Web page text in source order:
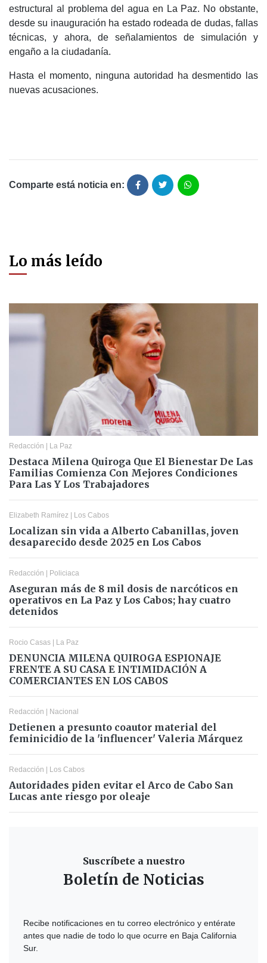
estructural al problema del agua en La Paz. No obstante,
desde su inauguración ha estado rodeada de dudas, fallas
técnicas, y ahora, de señalamientos de simulación y
engaño a la ciudadanía.
Hasta el momento, ninguna autoridad ha desmentido las
nuevas acusaciones.
Comparte está noticia en:
Lo más leído
Redacción | La Paz
Destaca Milena Quiroga Que El Bienestar De Las
Familias Comienza Con Mejores Condiciones
Para Las Y Los Trabajadores
Elizabeth Ramírez | Los Cabos
Localizan sin vida a Alberto Cabanillas, joven
desaparecido desde 2025 en Los Cabos
Redacción | Policiaca
Aseguran más de 8 mil dosis de narcóticos en
operativos en La Paz y Los Cabos; hay cuatro
detenidos
Rocio Casas | La Paz
DENUNCIA MILENA QUIROGA ESPIONAJE
FRENTE A SU CASA E INTIMIDACIÓN A
COMERCIANTES EN LOS CABOS
Redacción | Nacional
Detienen a presunto coautor material del
feminicidio de la 'influencer' Valeria Márquez
Redacción | Los Cabos
Autoridades piden evitar el Arco de Cabo San
Lucas ante riesgo por oleaje
Suscríbete a nuestro
Boletín de Noticias
Recibe notificaciones en tu correo electrónico y entérate
antes que nadie de todo lo que ocurre en Baja California
Sur.